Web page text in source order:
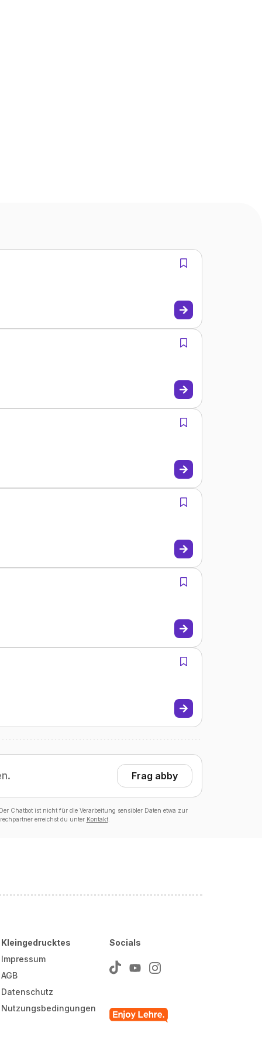
Frag abby
Chatbot ist nicht für die Verarbeitung sensibler Daten etwa zur
erreichst du unter Kontakt.
Kleingedrucktes
Impressum
AGB
Datenschutz
Nutzungsbedingungen
Socials